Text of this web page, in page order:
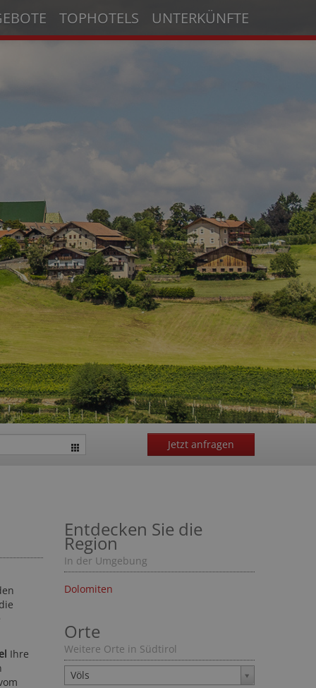
TOPHOTELS UNTERKÜNFTE
Jetzt anfragen
Ihre
Entdecken Sie die
Region
In der Umgebung
Dolomiten
Orte
Weitere Orte in Südtirol
Völs